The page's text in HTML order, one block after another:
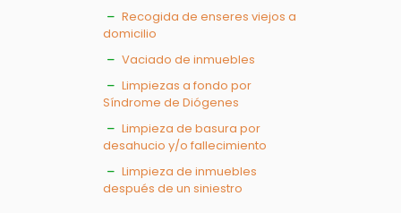
Recogida de enseres viejos a
domicilio
Vaciado de inmuebles
Limpiezas a fondo por
Síndrome de Diógenes
Limpieza de basura por
desahucio y/o fallecimiento
Limpieza de inmuebles
después de un siniestro